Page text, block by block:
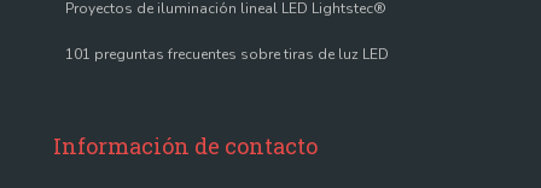
Proyectos de iluminación lineal LED Lightstec®
101 preguntas frecuentes sobre tiras de luz LED
Información de contacto